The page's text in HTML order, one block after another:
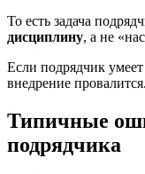
То есть задача
дисциплину, а не
Если подрядчик
внедрение провалится.
Типичные
подрядчика